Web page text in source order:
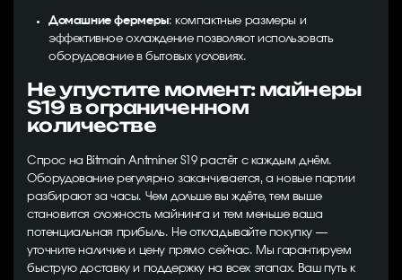
Домашние фермеры: компактные размеры и
эффективное охлаждение позволяют использовать
оборудование в бытовых условиях.
Не упустите момент: майнеры
S19 в ограниченном
количестве
Спрос на Bitmain Antminer S19 растёт с каждым днём.
Оборудование регулярно заканчивается, а новые партии
разбирают за часы. Чем дольше вы ждёте, тем выше
становится сложность майнинга и тем меньше ваша
потенциальная прибыль. Не откладывайте покупку —
уточните наличие и цену прямо сейчас. Мы гарантируем
быструю доставку и поддержку на всех этапах. Ваш путь к